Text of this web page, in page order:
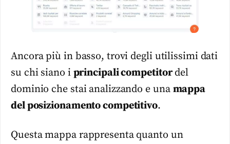
Ancora più in basso, trovi degli utilissimi dati
su chi siano i principali competitordel
dominio che stai analizzando e una mappa
del posizionamento competitivo.
Questa mappa rappresenta quanto un